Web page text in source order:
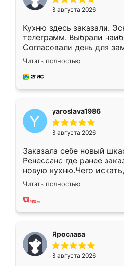
3 августа 2026
Кухню здесь заказали.
телеграмм. Выбрали
Согласовали день для
недели кухня была уже
довольны работой.
мебель за качественную
Читать полностью
yaroslava1986
3 августа 2026
Заказала себе новый
Ренессанс где ранее
новую кухню.Чего
вполне довольна. Служит
два года, нареканий нет.
Читать полностью
Ярослава
3 августа 2026